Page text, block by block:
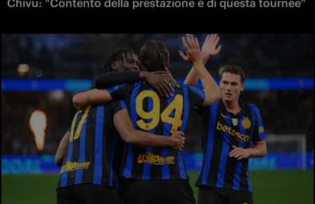
Chivu: "Contento della prestazione e di questa tournée"